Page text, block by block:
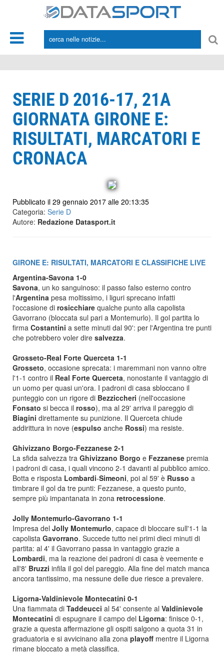
SERIE D 2016-17, 21A
GIORNATA GIRONE E:
RISULTATI, MARCATORI E
CRONACA
Pubblicato il 29 gennaio 2017 alle 20:13:35
Categoria: Serie D
Autore: Redazione Datasport.it
GIRONE E: RISULTATI, MARCATORI E CLASSIFICHE LIVE
Argentina-Savona 1-0
Savona, un ko sanguinoso: il passo falso esterno contro
l'Argentina pesa moltissimo, i liguri sprecano infatti
l'occasione di rosicchiare qualche punto alla capolista
Gavorrano (bloccata sul pari a Montemurlo). Il gol partita lo
firma Costantini a sette minuti dal 90': per l'Argentina tre punti
che potrebbero voler dire salvezza.
Grosseto-Real Forte Querceta 1-1
Grosseto, occasione sprecata: i maremmani non vanno oltre
l'1-1 contro il Real Forte Querceta, nonostante il vantaggio di
un uomo per quasi un'ora. I padroni di casa sbloccano il
punteggio con un rigore di Bezziccheri (nell'occasione
Fonsato si becca il rosso), ma al 29' arriva il pareggio di
Biagini direttamente su punizione. Il Querceta chiude
addirittura in nove (espulso anche Rossi) ma resiste.
Ghivizzano Borgo-Fezzanese 2-1
La sfida salvezza tra Ghivizzano Borgo e Fezzanese premia
i padroni di casa, i quali vincono 2-1 davanti al pubblico amico.
Botta e risposta Lombardi-Simeoni, poi al 59' è Russo a
timbrare il gol da tre punti: Fezzanese, a questo punto,
sempre più impantanata in zona retrocessione.
Jolly Montemurlo-Gavorrano 1-1
Impresa del Jolly Montemurlo, capace di bloccare sull'1-1 la
capolista Gavorrano. Succede tutto nei primi dieci minuti di
partita: al 4' il Gavorrano passa in vantaggio grazie a
Lombardi, ma la reazione dei padroni di casa è veemente e
all'8' Bruzzi infila il gol del pareggio. Alla fine del match manca
ancora tantissimo, ma nessune delle due riesce a prevalere.
Ligorna-Valdinievole Montecatini 0-1
Una fiammata di Taddeucci al 54' consente al Valdinievole
Montecatini di espugnare il campo del Ligorna: finisce 0-1,
grazie a questa affermazione gli ospiti salgono a quota 31 in
graduatoria e si avvicinano alla zona playoff mentre il Ligorna
rimane bloccato a metà classifica.